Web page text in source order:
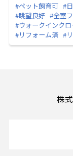
#ペット飼育可 #
#眺望良好 #全室
#ウォークインクロ
#リフォーム済 #
株